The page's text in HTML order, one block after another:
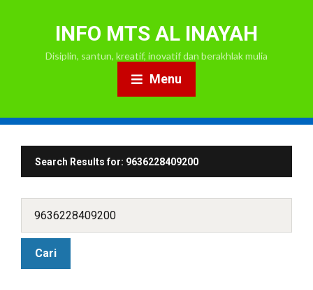
INFO MTS AL INAYAH
Disiplin, santun, kreatif, inovatif dan berakhlak mulia
Menu
Search Results for: 9636228409200